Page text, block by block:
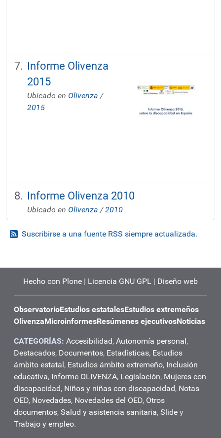
Informe Olivenza
2015
Ubicado en Olivenza /
2015
Informe Olivenza 2010
Ubicado en Olivenza /2010
Suscribirse a una fuente RSS siempre actualizada.
Hecho con Plone | Licencia GNU GPL | Diseño web
ObservatorioEstudios estatalesEstudios extremeños
OlivenzaMicroinformesResúmenes ejecutivosNoticias
CATEGORÍAS: Accesibilidad, Autonomía personal,
Destacados, Documentos, Estadísticas, Estudios
ámbito estatal, Estudios ámbito extremeño, Inclusión
educativa, Informe OLIVENZA, Legislación, Mujeres con
discapacidad, Niños y niñas con discapacidad, Notas
OED, Novedades, Novedades del OED, Otros
documentos, Salud y asistencia sanitaria, Slide y
Trabajo y empleo.